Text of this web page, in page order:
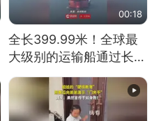
00:18
全长399.99米！全球最
大级别的运输船通过长江
大桥这一幕，太震撼了！